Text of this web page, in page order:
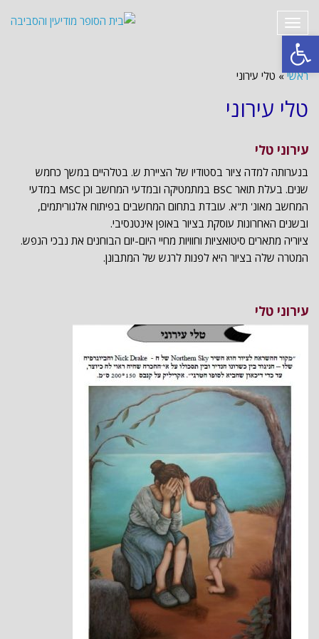
פתח סרגל נגישות
תפריט
ראשי » טלי עירוני
טלי עירוני
עירוני טלי
בנערותה למדה ציור בסטודיו של הציירת ש. בטלהיים במשך כחמש
שנים. בעלת תואר BSC במתמטיקה ובמדעי המחשב וכן MSC במדעי
המחשב מאונ' ת"א. עובדת בתחום המחשבים בפיתוח אלגוריתמים,
ובשנים האחרונות עוסקת בציור באופן אינטנסיבי.
ציוריה מתארים סיטואציות וחוויות מחיי היום-יום הבוחנים את נבכי הנפש.
המטרה שלה בציור היא לפנות לרגש של המתבונן.
עירוני טלי